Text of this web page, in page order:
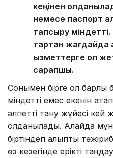
кеңінен
немесе паспорт
тапсыру
тартқан жағдайда
қызметтерге қол
сарапшы.
Сонымен бірге ол барлық
міндетті емес екенін
әлпетті тану жүйесі кей
қолданылады. Алайда
біртіндеп қалыпты
өз кезегінде ерікті